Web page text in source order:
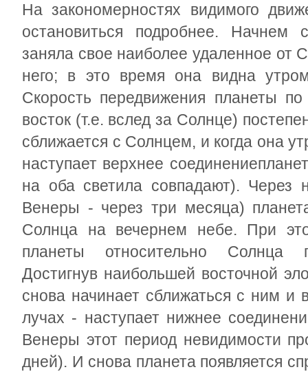
На закономерностях видимого
остановиться подробнее. Начнем
заняла свое наиболее удаленное от
него; в это время она видна
Скорость передвижения планеты
восток (т.е. вслед за Солнце)
сближается с Солнцем, и когда она
наступает верхнее
на оба светила совпадают). Через
Венеры - через три месяца)
Солнца на вечернем небе. При
планеты относительно Солнца
Достигнув наибольшей восточной
снова начинает сближаться с ним и
лучах - наступает нижнее
Венеры этот период невидимости
дней). И снова планета появляется